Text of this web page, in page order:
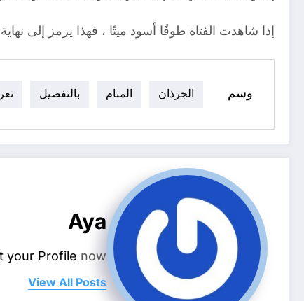
إذا شاهدت الفتاة طوفًا أسود ميتًا ، فهذا يرمز
وسم الجرذان المنام بالتفصيل
Aya
your Profile now.
View All Posts